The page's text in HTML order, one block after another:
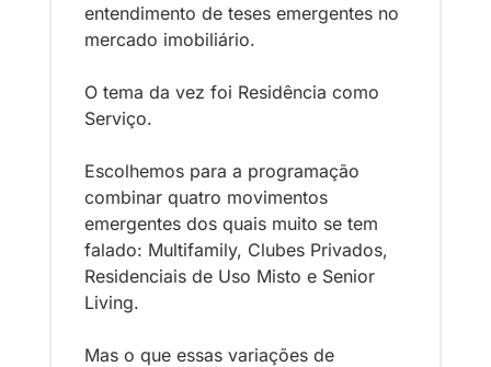
entendimento de teses emergentes no
mercado imobiliário.
O tema da vez foi Residência como
Serviço.
Escolhemos para a programação
combinar quatro movimentos
emergentes dos quais muito se tem
falado: Multifamily, Clubes Privados,
Residenciais de Uso Misto e Senior
Living.
Mas o que essas variações de